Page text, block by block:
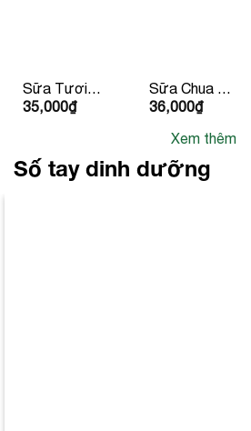
Sữa Tươi
Tiệt Trùng
180ml x 4
hộp
35,000₫
Sữa Chua Hy
Lạp Lucas
36,000₫
Xem thêm
Số tay dinh dưỡng